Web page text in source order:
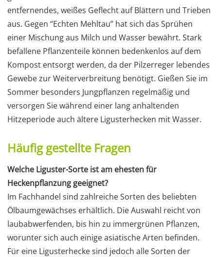
entfernendes, weißes Geflecht auf Blättern und Trieben
aus. Gegen “Echten Mehltau” hat sich das Sprühen
einer Mischung aus Milch und Wasser bewährt. Stark
befallene Pflanzenteile können bedenkenlos auf dem
Kompost entsorgt werden, da der Pilzerreger lebendes
Gewebe zur Weiterverbreitung benötigt. Gießen Sie im
Sommer besonders Jungpflanzen regelmäßig und
versorgen Sie während einer lang anhaltenden
Hitzeperiode auch ältere Ligusterhecken mit Wasser.
Häufig gestellte Fragen
Welche Liguster-Sorte ist am ehesten für
Heckenpflanzung geeignet?
Im Fachhandel sind zahlreiche Sorten des beliebten
Ölbaumgewächses erhältlich. Die Auswahl reicht von
laubabwerfenden, bis hin zu immergrünen Pflanzen,
worunter sich auch einige asiatische Arten befinden.
Für eine Ligusterhecke sind jedoch alle Sorten der